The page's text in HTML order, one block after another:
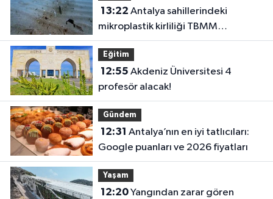
13:22
mikroplastik kirliliği TBMM
gündeminde!
Eğitim
12:55
profesör alacak!
Gündem
12:31
Google puanları ve 2026 fiyatları
Yaşam
12:20Yangından zarar gören